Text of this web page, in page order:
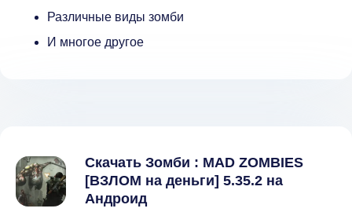
Различные виды зомби
И многое другое
Скачать Зомби : MAD ZOMBIES
[ВЗЛОМ на деньги] 5.35.2 на
Андроид